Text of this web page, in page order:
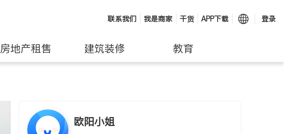
联系我们 我是商家 干货 APP下载 登录
房地产租售 建筑装修 教育
欧阳小姐